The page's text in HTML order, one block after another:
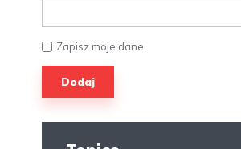
Zapisz moje dane